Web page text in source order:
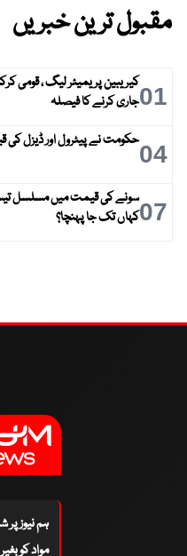
مقبول ترین خبریں
01جاری کرنے کا فیصلہ
04حکومت نے پیٹرول اور ڈیزل
07سونے کی قیمت میں مسلسل
کہاں تک جا پہنچا؟
ہم نیوز پر
مواد کو